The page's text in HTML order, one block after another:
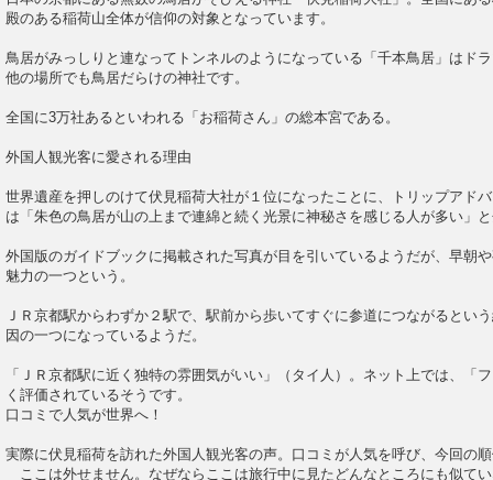
殿のある稲荷山全体が信仰の対象となっています。
鳥居がみっしりと連なってトンネルのようになっている「千本鳥居」はド
他の場所でも鳥居だらけの神社です。
全国に3万社あるといわれる「お稲荷さん」の総本宮である。
外国人観光客に愛される理由
世界遺産を押しのけて伏見稲荷大社が１位になったことに、トリップアド
は「朱色の鳥居が山の上まで連綿と続く光景に神秘さを感じる人が多い」
外国版のガイドブックに掲載された写真が目を引いているようだが、早朝
魅力の一つという。
ＪＲ京都駅からわずか２駅で、駅前から歩いてすぐに参道につながるとい
因の一つになっているようだ。
「ＪＲ京都駅に近く独特の雰囲気がいい」（タイ人）。ネット上では、「
く評価されているそうです。
口コミで人気が世界へ！
実際に伏見稲荷を訪れた外国人観光客の声。口コミが人気を呼び、今回の
ここは外せません。なぜならここは旅行中に見たどんなところにも似て